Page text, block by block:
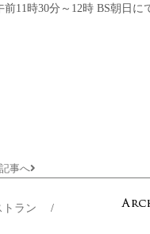
時30分～12時 BS朝日に
事へ
トラン /